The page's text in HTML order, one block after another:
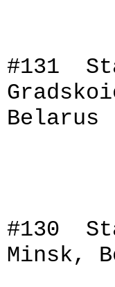
#131
Belarus
#130
Minsk,